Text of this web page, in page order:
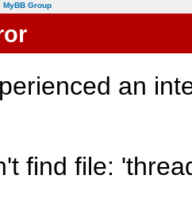
MyBB Group
an
find file: